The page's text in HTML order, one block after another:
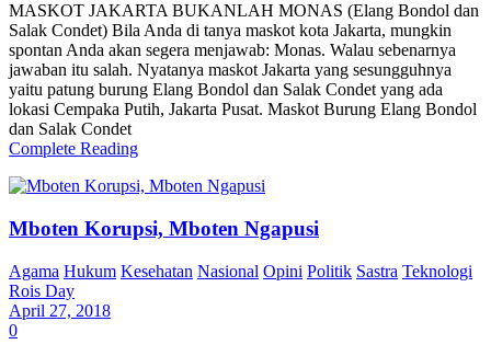
MASKOT JAKARTA BUKANLAH MONAS (Elang Bondol dan
Salak Condet) Bila Anda di tanya maskot kota Jakarta, mungkin
spontan Anda akan segera menjawab: Monas. Walau sebenarnya
jawaban itu salah. Nyatanya maskot Jakarta yang sesungguhnya
yaitu patung burung Elang Bondol dan Salak Condet yang ada
lokasi Cempaka Putih, Jakarta Pusat. Maskot Burung Elang Bondol
dan Salak Condet
Complete Reading
Mboten Korupsi, Mboten Ngapusi
Agama Hukum Kesehatan Nasional Opini Politik Sastra Teknologi
Rois Day
April 27, 2018
0